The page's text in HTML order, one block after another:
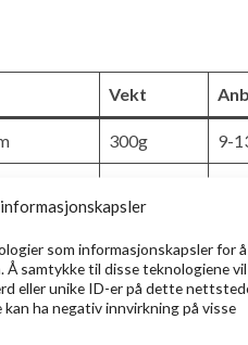
som informasjonskapsler for å
samtykke til disse teknologiene vil
eller unike ID-er på dette
ha negativ innvirkning på visse
Vekt
300g 9-